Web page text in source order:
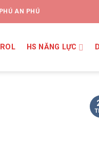
AN PHÚ
HS NĂNG LỰC